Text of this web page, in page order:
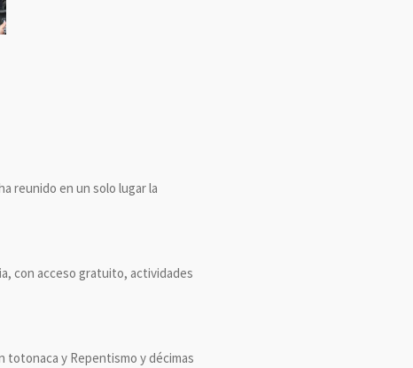
reunido en un solo lugar la
con acceso gratuito, actividades
totonaca y Repentismo y décimas